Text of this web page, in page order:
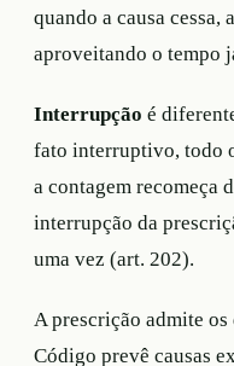
quando a causa cessa,
aproveitando o tempo
Interrupção é
fato interruptivo, todo
a contagem recomeça
interrupção da
uma vez (art. 202).
A prescrição admite
Código prevê causas